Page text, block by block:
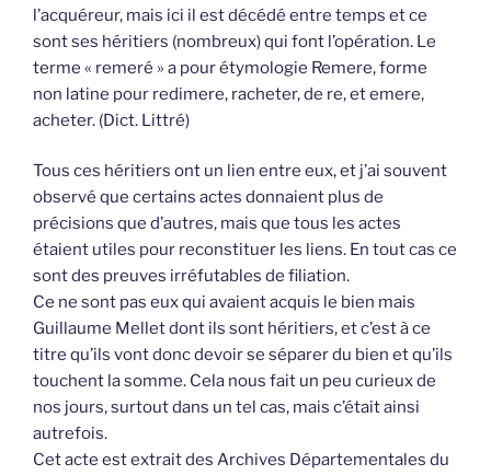
l’acquéreur, mais ici il est décédé entre temps et ce
sont ses héritiers (nombreux) qui font l’opération. Le
terme « remeré » a pour étymologie Remere, forme
non latine pour redimere, racheter, de re, et emere,
acheter. (Dict. Littré)
Tous ces héritiers ont un lien entre eux, et j’ai souvent
observé que certains actes donnaient plus de
précisions que d’autres, mais que tous les actes
étaient utiles pour reconstituer les liens. En tout cas ce
sont des preuves irréfutables de filiation.
Ce ne sont pas eux qui avaient acquis le bien mais
Guillaume Mellet dont ils sont héritiers, et c’est à ce
titre qu’ils vont donc devoir se séparer du bien et qu’ils
touchent la somme. Cela nous fait un peu curieux de
nos jours, surtout dans un tel cas, mais c’était ainsi
autrefois.
Cet acte est extrait des Archives Départementales du